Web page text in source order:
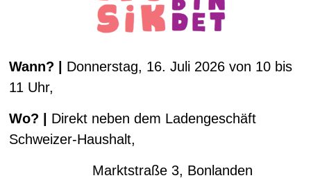
Wann? | Donnerstag, 16. Juli 2026 von 10 bis
11 Uhr,
Wo? | Direkt neben dem Ladengeschäft
Schweizer-Haushalt,
Marktstraße 3, Bonlanden